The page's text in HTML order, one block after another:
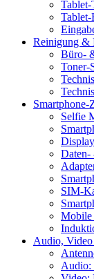
Tablet-
Reinigung &
Büro-
Toner-
Smartphone-
Selfie
Daten-
SIM-
Audio,
Audio: